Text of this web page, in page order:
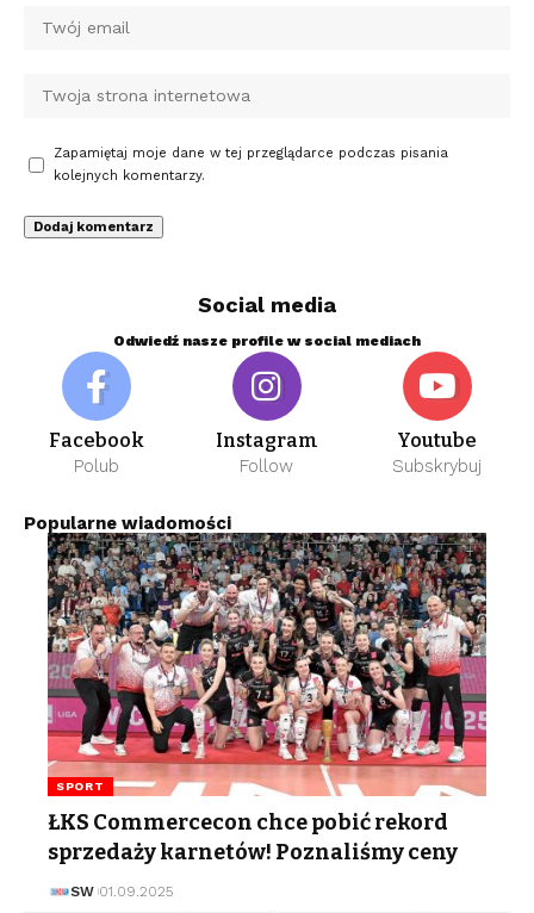
Zapamiętaj moje dane w tej przeglądarce podczas pisania
kolejnych komentarzy.
Social media
Odwiedź nasze profile w social mediach
Facebook
Polub
Instagram
Follow
Youtube
Subskrybuj
Popularne wiadomości
SPORT
ŁKS Commercecon chce pobić rekord
sprzedaży karnetów! Poznaliśmy ceny
SW 01.09.2025